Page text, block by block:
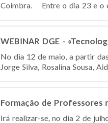
Coimbra. Entre o dia 23 e o
WEBINAR DGE -
No dia 12 de maio, a partir
Jorge Silva, Rosalina Sousa,
Formação de Professores
Irá realizar-se, no dia 2 de